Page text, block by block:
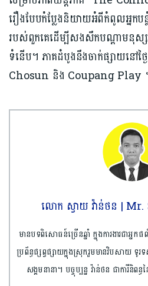
រឿងបែបកំប្លែងនិយាយអំពីកំពូលអ្នកប
របស់ពួកគេដើម្បីសងសឹកបណ្ដាមនុស្
ទំនើប។ ភាគដំបូងនឹងចាក់ផ្សាយនៅថ្
Chosun និង Coupang Play
លោក ស្វាយ វ៉ាន់ថន |
មានបទពិសោធន៍ច្រើនឆ្នាំ ក្នុងការងារជាអ្ន
ប្រព័ន្ធផ្សព្វផ្សាយក្នុងស្រុករួមមានវិបសាយ ទូ
សង្គមនានា។ បច្ចុប្បន្ន វ៉ាន់ថន ជាកា